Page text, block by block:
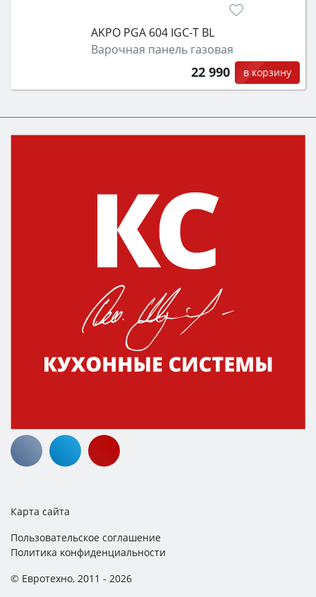
AKPO PGA 604 IGC-T BL
Варочная панель газовая
22 990 в корзину
Карта сайта
Пользовательское соглашение
Политика конфиденциальности
© Евротехно, 2011 - 2026